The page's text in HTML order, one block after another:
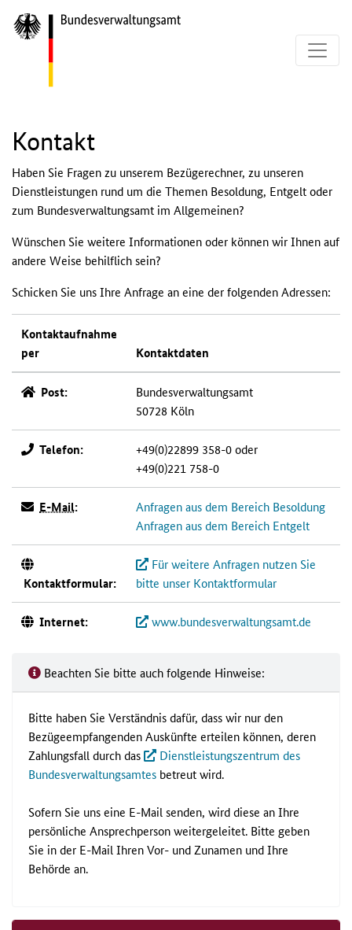
Kontakt
Haben Sie Fragen zu unserem Bezügerechner, zu unseren
Dienstleistungen rund um die Themen Besoldung, Entgelt oder
zum Bundesverwaltungsamt im Allgemeinen?
Wünschen Sie weitere Informationen oder können wir Ihnen auf
andere Weise behilflich sein?
Schicken Sie uns Ihre Anfrage an eine der folgenden Adressen:
Kontaktaufnahme
per
Kontaktdaten
Post:
Bundesverwaltungsamt
50728 Köln
Telefon:
+49(0)22899 358-0 oder
+49(0)221 758-0
E-Mail:
Anfragen aus dem Bereich Besoldung
Anfragen aus dem Bereich Entgelt
Kontaktformular:
Für weitere Anfragen nutzen Sie
bitte unser Kontaktformular
Internet: www.bundesverwaltungsamt.de
Beachten Sie bitte auch folgende Hinweise:
Bitte haben Sie Verständnis dafür, dass wir nur den
Bezügeempfangenden Auskünfte erteilen können, deren
Zahlungsfall durch das
Dienstleistungszentrum des
Bundesverwaltungsamtes betreut wird.
Sofern Sie uns eine E-Mail senden, wird diese an Ihre
persönliche Ansprechperson weitergeleitet. Bitte geben
Sie in der E-Mail Ihren Vor- und Zunamen und Ihre
Behörde an.